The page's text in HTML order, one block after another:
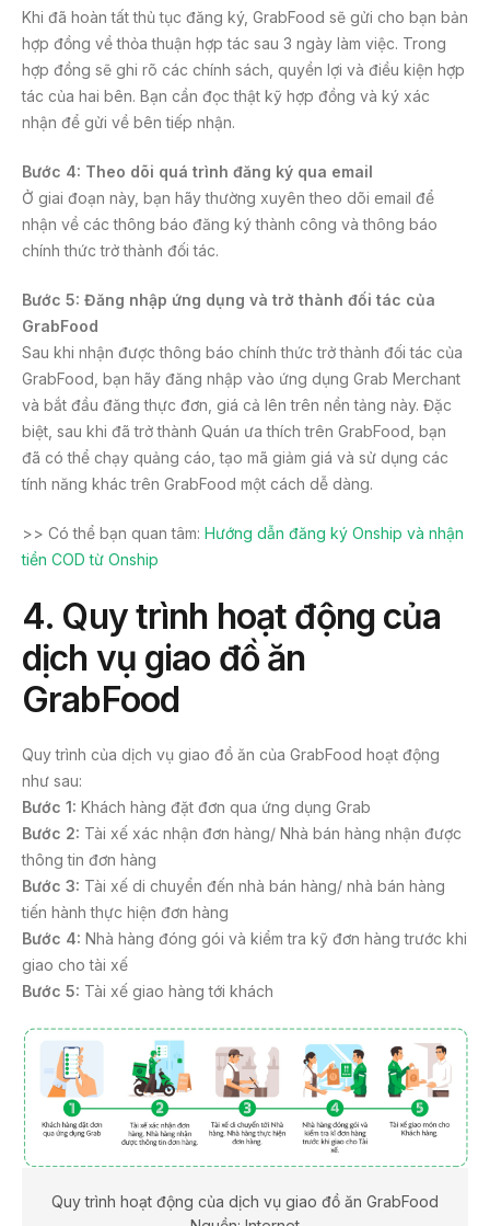
Khi đã hoàn tất thủ tục đăng ký, GrabFood sẽ gửi cho bạn bản
hợp đồng về thỏa thuận hợp tác sau 3 ngày làm việc. Trong
hợp đồng sẽ ghi rõ các chính sách, quyền lợi và điều kiện hợp
tác của hai bên. Bạn cần đọc thật kỹ hợp đồng và ký xác
nhận để gửi về bên tiếp nhận.
Bước 4: Theo dõi quá trình đăng ký qua email
Ở giai đoạn này, bạn hãy thường xuyên theo dõi email để
nhận về các thông báo đăng ký thành công và thông báo
chính thức trở thành đối tác.
Bước 5: Đăng nhập ứng dụng và trở thành đối tác của
GrabFood
Sau khi nhận được thông báo chính thức trở thành đối tác của
GrabFood, bạn hãy đăng nhập vào ứng dụng Grab Merchant
và bắt đầu đăng thực đơn, giá cả lên trên nền tảng này. Đặc
biệt, sau khi đã trở thành Quán ưa thích trên GrabFood, bạn
đã có thể chạy quảng cáo, tạo mã giảm giá và sử dụng các
tính năng khác trên GrabFood một cách dễ dàng.
>> Có thể bạn quan tâm: Hướng dẫn đăng ký Onship và nhận
tiền COD từ Onship
4. Quy trình hoạt động của
dịch vụ giao đồ ăn
GrabFood
Quy trình của dịch vụ giao đồ ăn của GrabFood hoạt động
như sau:
Bước 1: Khách hàng đặt đơn qua ứng dụng Grab
Bước 2: Tài xế xác nhận đơn hàng/ Nhà bán hàng nhận được
thông tin đơn hàng
Bước 3: Tài xế di chuyển đến nhà bán hàng/ nhà bán hàng
tiến hành thực hiện đơn hàng
Bước 4: Nhà hàng đóng gói và kiểm tra kỹ đơn hàng trước khi
giao cho tài xế
Bước 5: Tài xế giao hàng tới khách
Quy trình hoạt động của dịch vụ giao đồ ăn GrabFood